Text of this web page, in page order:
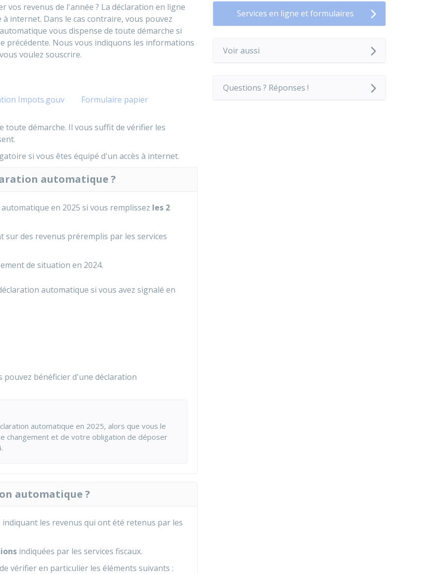
vos revenus de l'année ? La déclaration en ligne
internet. Dans le cas contraire, vous pouvez
vous dispense de toute démarche si
précédente. Nous vous indiquons les informations
voulez souscrire.
Impots.gouv Formulaire papier
toute démarche. Il vous suffit de vérifier les
si vous êtes équipé d'un accès à internet.
automatique ?
en 2025 si vous remplissez les 2
sur des revenus préremplis par les services
de situation en 2024.
automatique si vous avez signalé en
pouvez bénéficier d'une déclaration
automatique en 2025, alors que vous le
changement et de votre obligation de déposer
automatique ?
indiquant les revenus qui ont été retenus par les
indiquées par les services fiscaux.
vérifier en particulier les éléments suivants :
Services en ligne et formulaires
Voir aussi
Questions ? Réponses !